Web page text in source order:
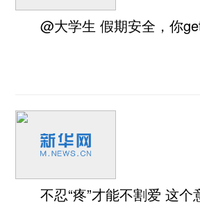
@大学生 假期安全，你
不忍“疼”才能不割爱 这个